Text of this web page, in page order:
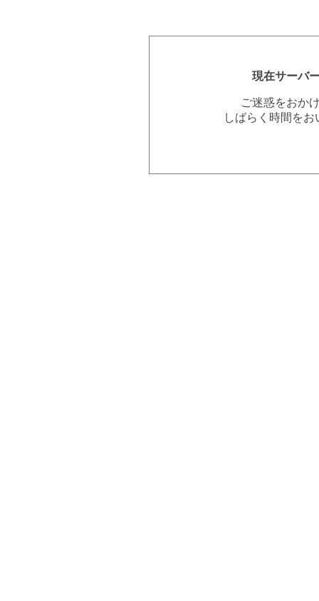
現在サーバ
ご迷惑をおか
しばらく時間を